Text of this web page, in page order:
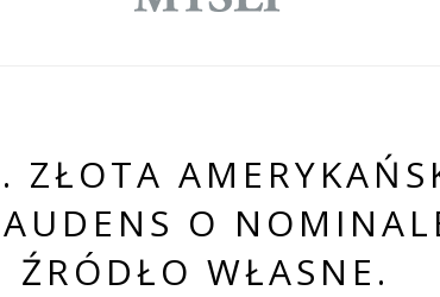
ZŁOTA
O
ŹRÓDŁO WŁASNE.